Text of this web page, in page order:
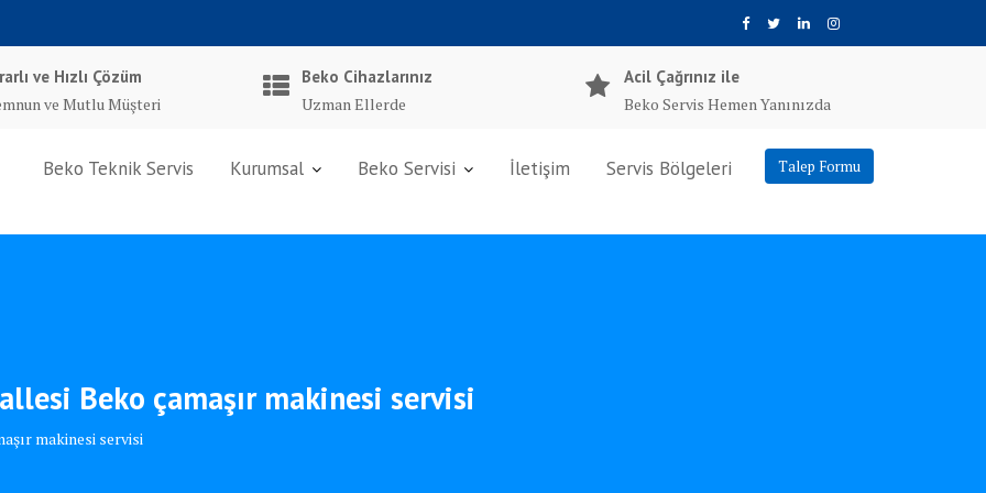
ve Hızlı Çözüm
ve Mutlu Müşteri
Beko Cihazlarınız
Uzman Ellerde
Acil Çağrınız ile
Beko Servis Hemen Yanınızda
Talep Formu
Beko Teknik Servis Kurumsal Beko Servisi İletişim Servis Bölgeleri
Beko çamaşır makinesi servisi
makinesi servisi